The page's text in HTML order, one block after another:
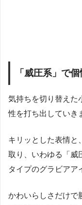
「威圧系」で
気持ちを切り替えた
性を打ち出していき
キリッとした表情と
取り、いわゆる「威
タイプのグラビアア
かわいらしさだけで